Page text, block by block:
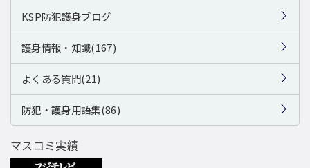
KSP防犯護身ブログ
護身情報・知識(167)
よくある質問(21)
防犯・護身用語集(86)
マスコミ実績